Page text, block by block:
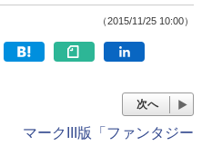
（2015/11/25 10:00）
次へ
マークIII版「ファンタジー